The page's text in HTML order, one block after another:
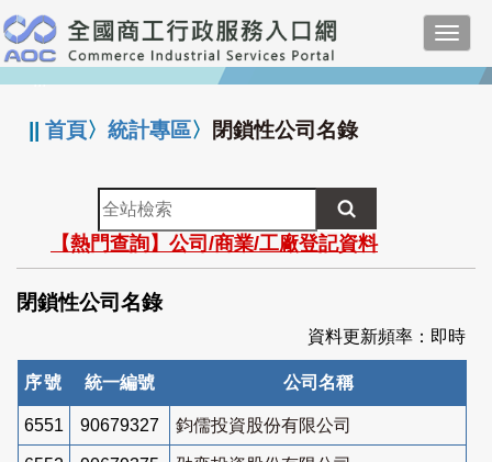
跳
到
主
要
:::
||首頁〉統計專區〉 閉鎖性公司名錄
全
站
檢
索
【熱門查詢】公司/商業/工廠登記資料
閉鎖性公司名錄
資料更新頻率：即時
序號 統一編號 公司名稱
6551 90679327 鈞儒投資股份有限公司